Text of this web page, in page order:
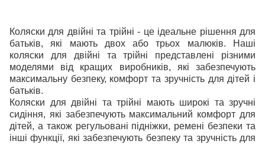
Коляски для двійні та трійні - це ідеальне рішення для
батьків, які мають двох або трьох малюків. Наші
коляски для двійні та трійні представлені різними
моделями від кращих виробників, які забезпечують
максимальну безпеку, комфорт та зручність для дітей і
батьків.
Коляски для двійні та трійні мають широкі та зручні
сидіння, які забезпечують максимальний комфорт для
дітей, а також регульовані підніжки, ремені безпеки та
інші функції, які забезпечують безпеку та зручність для